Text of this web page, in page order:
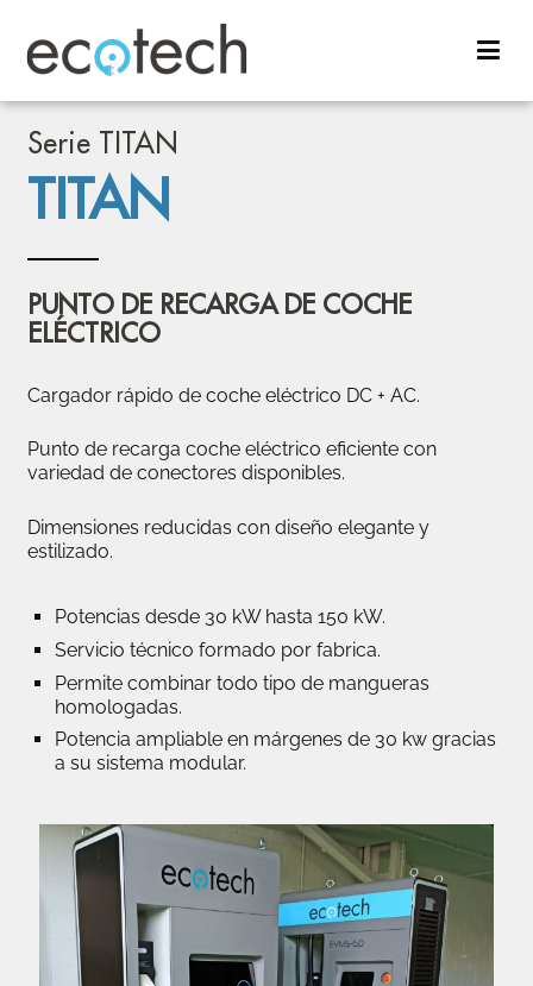
Ecotech Cargadores
Serie TITAN
TITAN
PUNTO DE RECARGA DE COCHE
ELÉCTRICO
Cargador rápido de coche eléctrico DC + AC.
Punto de recarga coche eléctrico eficiente con
variedad de conectores disponibles.
Dimensiones reducidas con diseño elegante y
estilizado.
Potencias desde 30 kW hasta 150 kW.
Servicio técnico formado por fabrica.
Permite combinar todo tipo de mangueras
homologadas.
Potencia ampliable en márgenes de 30 kw gracias
a su sistema modular.